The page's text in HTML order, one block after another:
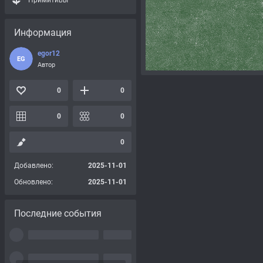
Информация
EG
egor12
Автор
0 0
0 0
0
Добавлено:
2025-11-01
Обновлено:
2025-11-01
Последние события